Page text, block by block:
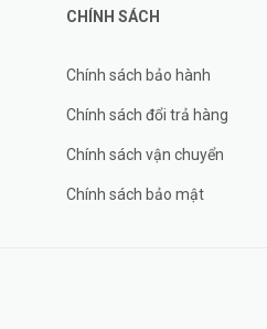
CHÍNH SÁCH
Chính sách bảo hành
Chính sách đổi trả hàng
Chính sách vận chuyển
Chính sách bảo mật